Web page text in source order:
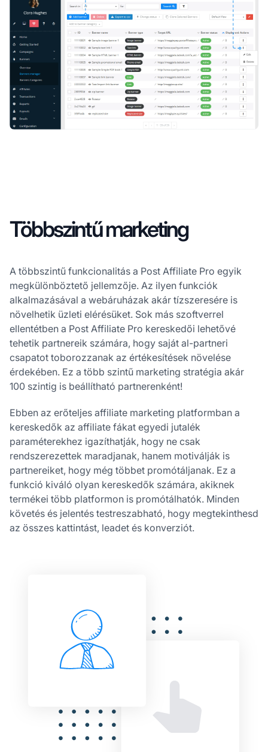
Többszintű marketing
A többszintű funkcionalitás a Post Affiliate Pro egyik
megkülönböztető jellemzője. Az ilyen funkciók
alkalmazásával a webáruházak akár tízszeresére is
növelhetik üzleti elérésüket. Sok más szoftverrel
ellentétben a Post Affiliate Pro kereskedői lehetővé
tehetik partnereik számára, hogy saját al-partneri
csapatot toborozzanak az értékesítések növelése
érdekében. Ez a több szintű marketing stratégia akár
100 szintig is beállítható partnerenként!
Ebben az erőteljes affiliate marketing platformban a
kereskedők az affiliate fákat egyedi jutalék
paraméterekhez igazíthatják, hogy ne csak
rendszerezettek maradjanak, hanem motiválják is
partnereiket, hogy még többet promótáljanak. Ez a
funkció kiváló olyan kereskedők számára, akiknek
termékei több platformon is promótálhatók. Minden
követés és jelentés testreszabható, hogy megtekinthesd
az összes kattintást, leadet és konverziót.